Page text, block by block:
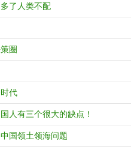
了人类不配
圈
代
人有三个很大的缺点！
国领土领海问题